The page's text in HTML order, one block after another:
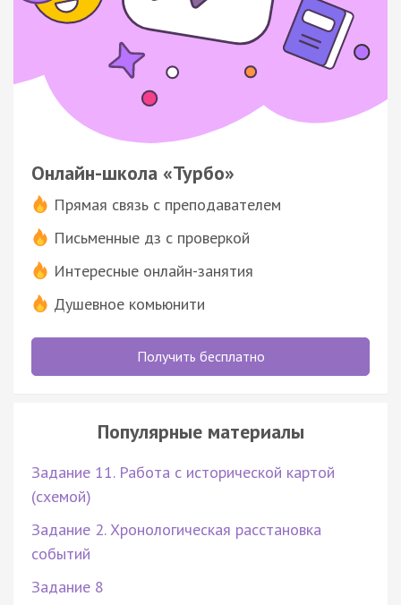
Онлайн-школа «Турбо»
Прямая связь с преподавателем
Письменные дз с проверкой
Интересные онлайн-занятия
Душевное комьюнити
Получить бесплатно
Популярные материалы
Задание 11. Работа с исторической картой
(схемой)
Задание 2. Хронологическая расстановка
событий
Задание 8